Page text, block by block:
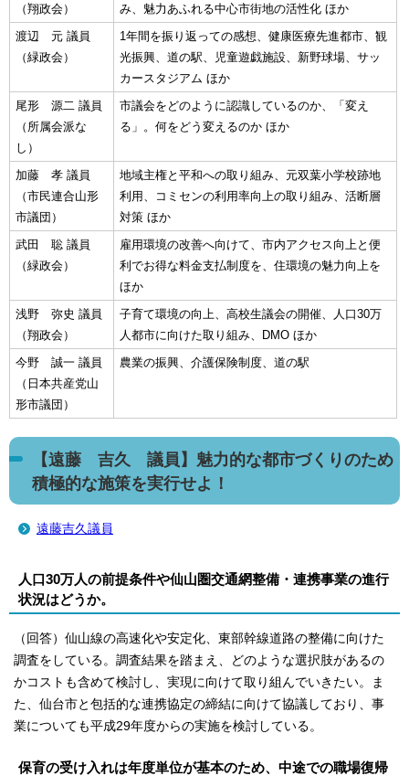
（翔政会）
み、魅力あふれる中心市街地の活性化 ほか
渡辺 元 議員
（緑政会）
1年間を振り返っての感想、健康医療先進都市、観
光振興、道の駅、児童遊戯施設、新野球場、サッ
カースタジアム ほか
尾形 源二 議員
（所属会派な
し）
市議会をどのように認識しているのか、「変え
る」。何をどう変えるのか ほか
加藤 孝 議員
（市民連合山形
市議団）
地域主権と平和への取り組み、元双葉小学校跡地
利用、コミセンの利用率向上の取り組み、活断層
対策 ほか
武田 聡 議員
（緑政会）
雇用環境の改善へ向けて、市内アクセス向上と便
利でお得な料金支払制度を、住環境の魅力向上を
ほか
浅野 弥史 議員
（翔政会）
子育て環境の向上、高校生議会の開催、人口30万
人都市に向けた取り組み、DMO ほか
今野 誠一 議員
（日本共産党山
形市議団）
農業の振興、介護保険制度、道の駅
【遠藤 吉久 議員】魅力的な都市づくりのため
積極的な施策を実行せよ！
遠藤吉久議員
人口30万人の前提条件や仙山圏交通網整備・連携事業の進行
状況はどうか。
（回答）仙山線の高速化や安定化、東部幹線道路の整備に向けた
調査をしている。調査結果を踏まえ、どのような選択肢があるの
かコストも含めて検討し、実現に向けて取り組んでいきたい。ま
た、仙台市と包括的な連携協定の締結に向けて協議しており、事
業についても平成29年度からの実施を検討している。
保育の受け入れは年度単位が基本のため、中途での職場復帰